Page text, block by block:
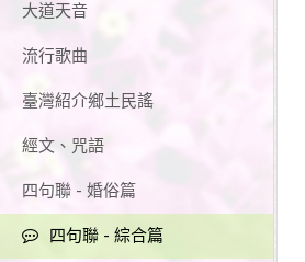
大道天音
流行歌曲
臺灣紹介鄉土民謠
經文、咒語
四句聯 - 婚俗篇
四句聯 - 綜合篇